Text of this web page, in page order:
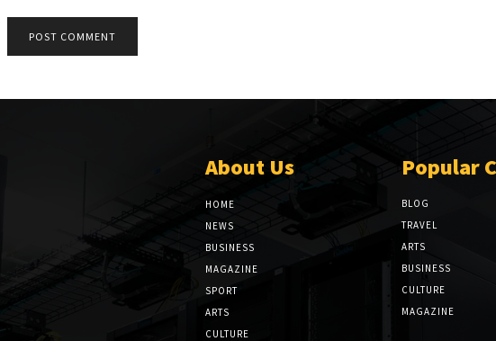
About Us
HOME
NEWS
BUSINESS
MAGAZINE
SPORT
ARTS
CULTURE
Popular
BLOG
TRAVEL
ARTS
BUSINESS
CULTURE
MAGAZINE